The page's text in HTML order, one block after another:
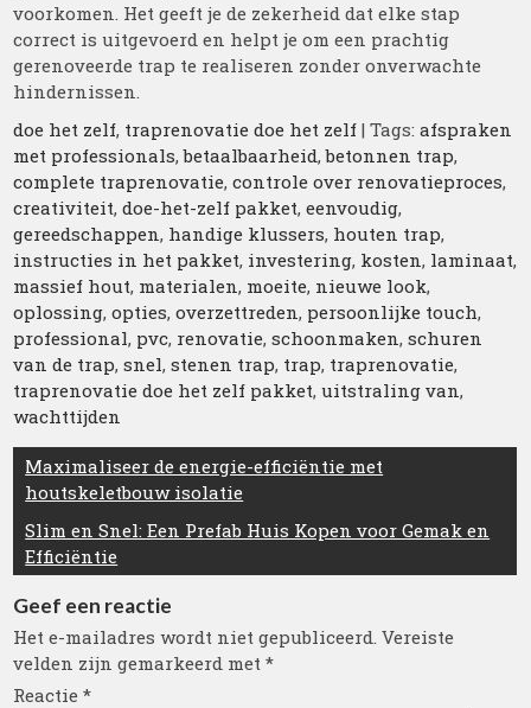
voorkomen. Het geeft je de zekerheid dat elke stap
correct is uitgevoerd en helpt je om een prachtig
gerenoveerde trap te realiseren zonder onverwachte
hindernissen.
doe het zelf, traprenovatie doe het zelf | Tags:afspraken
met professionals,betaalbaarheid,betonnen trap,
complete traprenovatie,controle over renovatieproces,
creativiteit,doe-het-zelf pakket,eenvoudig,
gereedschappen, handige klussers, houten trap,
instructies in het pakket, investering, kosten, laminaat,
massief hout, materialen, moeite, nieuwe look,
oplossing,opties,overzettreden, persoonlijke touch,
professional, pvc, renovatie,schoonmaken,schuren
van de trap,snel,stenen trap, trap, traprenovatie,
traprenovatie doe het zelf pakket,uitstraling van,
wachttijden
Berichtnavigatie
Maximaliseer de energie-efficiëntie met
houtskeletbouw isolatie
Slim en Snel: Een Prefab Huis Kopen voor Gemak en
Efficiëntie
Geef een reactie
Het e-mailadres wordt niet gepubliceerd. Vereiste
velden zijn gemarkeerd met*
Reactie*